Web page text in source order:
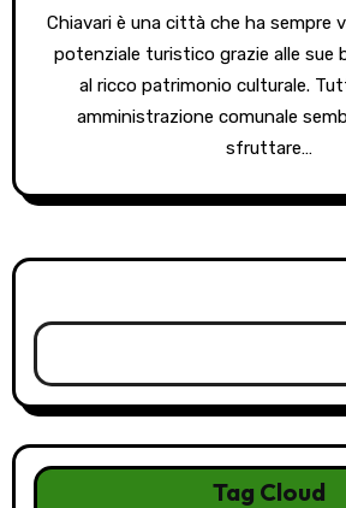
Chiavari è una città che ha sempre vantato un grande
potenziale turistico grazie alle sue
al ricco patrimonio culturale.
amministrazione comunale
sfruttare…
Tag Cloud